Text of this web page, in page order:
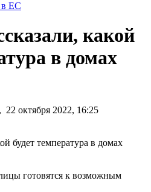
в ЕС
какой
в домах
, 22 октября 2022, 16:25
готовятся к возможным